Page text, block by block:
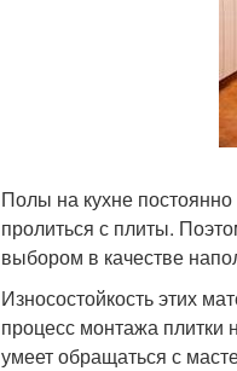
Полы на кухне
пролиться с плиты.
выбором в качестве
Износостойкость этих
процесс монтажа плитки
умеет обращаться с